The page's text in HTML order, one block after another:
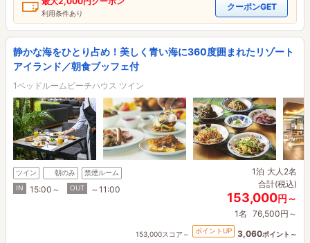
利用条件あり
クーポンGET
静かな海をひとり占め！美しく青い海に360度囲まれたリゾート
アイランド／朝食ブッフェ付
1ベッドルームビーチハウス ツイン
ツイン 朝のみ
禁煙ルーム
IN
15:00～ OUT ～11:00
1泊 大人2名
合計(税込)
153,000円～
1名 76,500円～
153,000スコア～ ポイントUP 3,060ポイント～